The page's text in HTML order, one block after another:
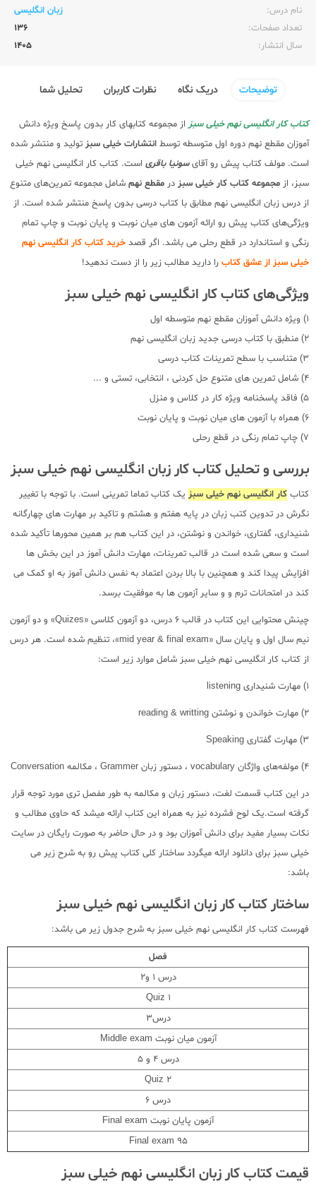
نام درس:
زبان انگلیسی
تعداد صفحات:‌
136
سال انتشار:‌
1405
توضیحات دریک نگاه نظرات کاربران تحلیل شما
کتاب کار انگلیسی نهم خیلی سبزاز مجموعه کتابهای کار بدون پاسخ ویژه دانش
آموزان مقطع نهم دوره اول متوسطه توسط انتشارات خیلی سبز تولید و منتشر شده
است. مولف کتاب پیش رو آقایسونیا باقری است. کتاب کار انگلیسی نهم خیلی
سبز، از مجموعه کتاب کار خیلی سبز در مقطع نهم شامل مجموعه تمرین‌های متنوع
از درس زبان انگلیسی نهم مطابق با کتاب درسی بدون پاسخ منتشر شده است. از
ویژگی‌های کتاب پیش رو ارائه آزمون های میان نوبت و پایان نوبت و چاپ تمام
رنگی و استاندارد در قطع رحلی می باشد. اگر قصد خرید کتاب کار انگلیسی نهم
خیلی سبز از عشق کتاب را دارید مطالب زیر را از دست ندهید!
ویژگی‌های کتاب کار انگلیسی نهم خیلی سبز
1) ویژه دانش آموزان مقطع نهم متوسطه اول
2) منطبق با کتاب درسی جدید زبان انگلیسی نهم
3) متناسب با سطح تمرینات کتاب درسی
4) شامل تمرین های متنوع حل کردنی ، انتخابی، تستی و ...
5) فاقد پاسخنامه ویژه کار در کلاس و منزل
6) همراه با آزمون های میان نوبت و پایان نوبت
7) چاپ تمام رنگی در قطع رحلی
بررسی و تحلیل کتاب کار زبان انگلیسی نهم خیلی سبز
کتاب کار انگلیسی نهم خیلی سبز یک کتاب تماما تمرینی است. با توجه با تغییر
نگرش در تدوین کتب زبان در پایه هفتم و هشتم و تاکید بر مهارت های چهارگانه
شنیداری، گفتاری، خواندن و نوشتن، در این کتاب هم بر همین محورها تأکید شده
است و سعی شده است در قالب تمرینات، مهارت دانش آموز در این بخش ها
افزایش پیدا کند و همچنین با بالا بردن اعتماد به نفس دانش آموز به او کمک می
کند در امتحانات ترم و و سایر آزمون ها به موفقیت برسد.
چینش محتوایی این کتاب در قالب 6 درس، دو آزمون کلاسی «Quizes» و دو آزمون
نیم سال اول و پایان سال «mid year & final exam»، تنظیم شده است. هر درس
از کتاب کار انگلیسی نهم خیلی سبز شامل موارد زیر است:
1) مهارت شنیداری listening
2) مهارت خواندن و نوشتن reading & writting
3) مهارت گفتاری Speaking
4) مولفه‌های واژگان vocabulary ، دستور زبان Grammer ، مکالمه Conversation
در این کتاب قسمت لغت، دستور زبان و مکالمه به طور مفصل تری مورد توجه قرار
گرفته است.یک لوح فشرده نیز به همراه این کتاب ارائه میشد که حاوی مطالب و
نکات بسیار مفید برای دانش آموزان بود و در حال حاضر به صورت رایگان در سایت
خیلی سبز برای دانلود ارائه میگردد ساختار کلی کتاب پیش رو به شرح زیر می
باشد:
ساختار کتاب کار زبان انگلیسی نهم خیلی سبز
فهرست کتاب کار انگلیسی نهم خیلی سبز به شرح جدول زیر می باشد:
فصل
درس 1 و2
Quiz 1
درس3
آزمون میان نوبت Middle exam
درس 4 و 5
Quiz 2
درس 6
آزمون پایان نوبت Final exam
Final exam 95
قیمت کتاب کار زبان انگلیسی نهم خیلی سبز